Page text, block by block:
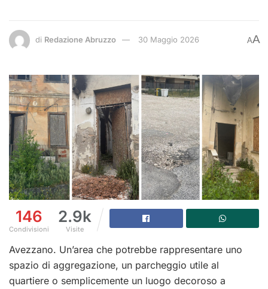
di Redazione Abruzzo 30 Maggio 2026 AA
146
Condivisioni
2.9k
Visite
Avezzano. Un’area che potrebbe rappresentare uno
spazio di aggregazione, un parcheggio utile al
quartiere o semplicemente un luogo decoroso a